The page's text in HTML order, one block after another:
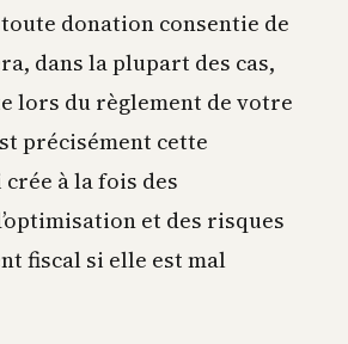
donation consentie de
dans la plupart des cas,
lors du règlement de votre
précisément cette
à la fois des
et des risques
fiscal si elle est mal